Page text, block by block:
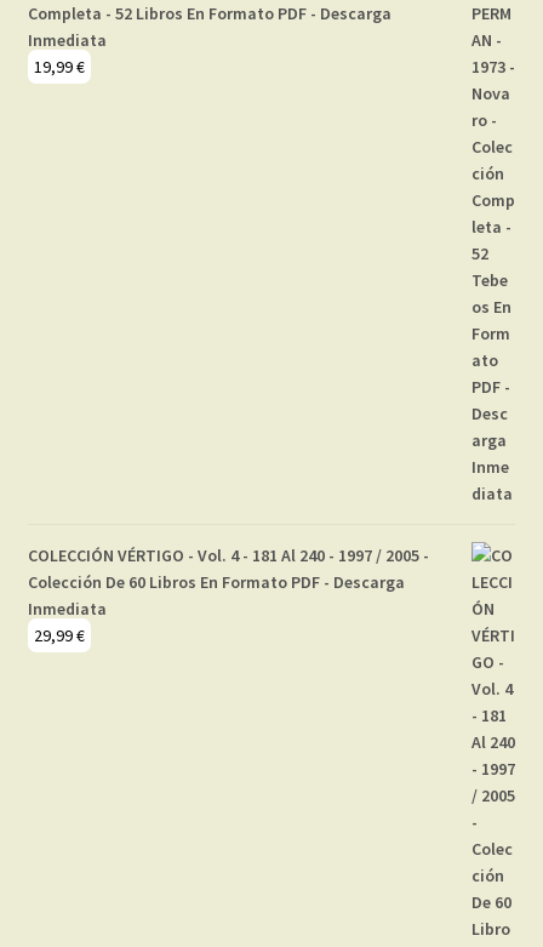
Completa - 52 Libros En Formato PDF - Descarga
Inmediata
19,99€
COLECCIÓN VÉRTIGO - Vol. 4 - 181 Al 240 - 1997 / 2005 -
Colección De 60 Libros En Formato PDF - Descarga
Inmediata
29,99€